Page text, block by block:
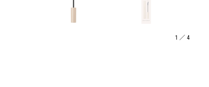
1 ／ 4